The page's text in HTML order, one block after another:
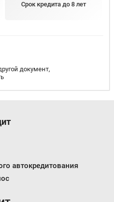
Срок кредита до 8 лет
документ,
автокредитования